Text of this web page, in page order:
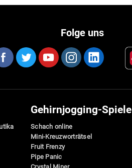
Folge uns
Gehirnjogging-Spiele
Schach online
Mini-Kreuzworträtsel
Fruit Frenzy
Pipe Panic